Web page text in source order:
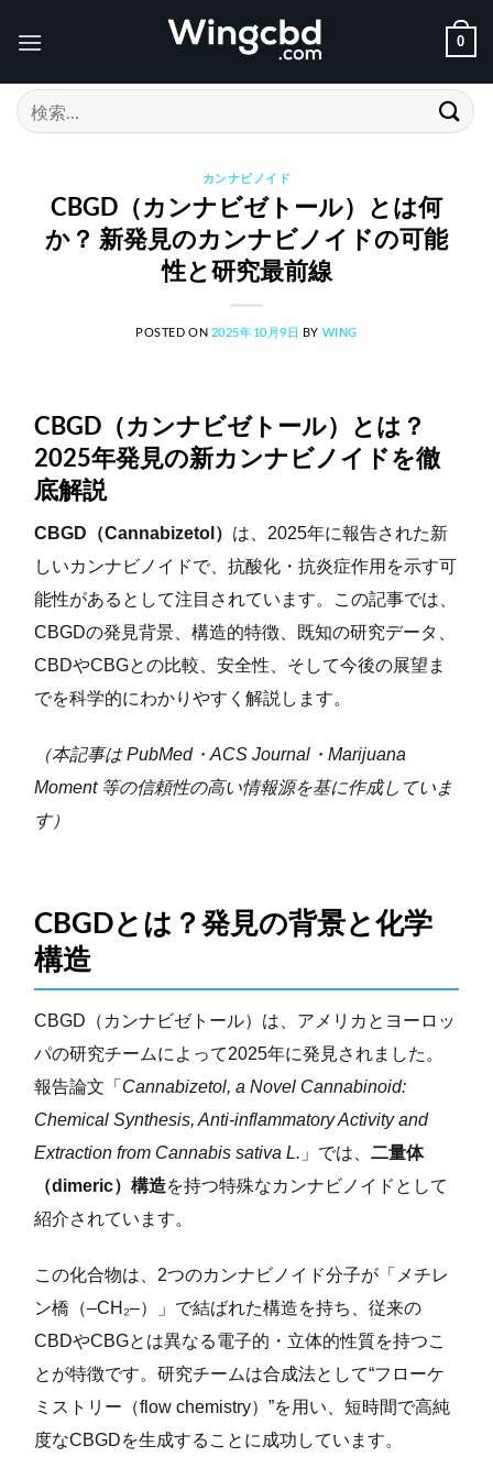
0
検
索
カンナビノイド
CBGD（カンナビゼトール）とは何
か？ 新発見のカンナビノイドの可能
性と研究最前線
POSTED ON 2025年10月9日 BY WING
CBGD（カンナビゼトール）とは？
2025年発見の新カンナビノイドを徹
底解説
CBGD（Cannabizetol） は、2025年に報告された新
しいカンナビノイドで、抗酸化・抗炎症作用を示す可
能性があるとして注目されています。この記事では、
CBGDの発見背景、構造的特徴、既知の研究データ、
CBDやCBGとの比較、安全性、そして今後の展望ま
でを科学的にわかりやすく解説します。
（本記事は PubMed・ACS Journal・Marijuana
Moment 等の信頼性の高い情報源を基に作成していま
す）
CBGDとは？発見の背景と化学
構造
CBGD（カンナビゼトール）は、アメリカとヨーロッ
パの研究チームによって2025年に発見されました。
報告論文「 Cannabizetol, a Novel Cannabinoid:
Chemical Synthesis, Anti-inflammatory Activity and
Extraction from Cannabis sativa L. 」では、 二量体
（dimeric）構造を持つ特殊なカンナビノイドとして
紹介されています。
この化合物は、2つのカンナビノイド分子が「メチレ
ン橋（–CH₂–）」で結ばれた構造を持ち、従来の
CBDやCBGとは異なる電子的・立体的性質を持つこ
とが特徴です。研究チームは合成法として“フローケ
ミストリー（flow chemistry）”を用い、短時間で高純
度なCBGDを生成することに成功しています。